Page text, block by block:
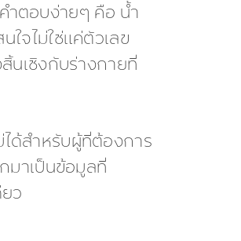
ำตอบง่ายๆ คือ น้ำ
จไม่ใช่แค่ตัวเลข
นเชิงกับร่างกายที่
ได้สำหรับผู้ที่ต้องการ
มาเป็นข้อมูลที่
ว